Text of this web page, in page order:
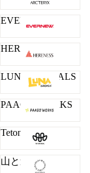
EVERNEW
HERENESS
LUNA SANDALS
PAAGO WORKS
Teton Bros.
山と道